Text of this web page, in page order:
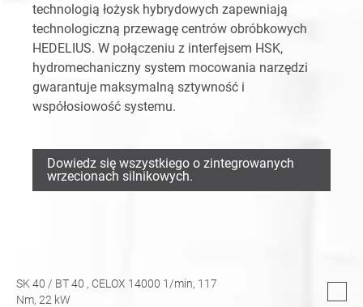
technologią łożysk hybrydowych zapewniają
technologiczną przewagę centrów obróbkowych
HEDELIUS. W połączeniu z interfejsem HSK,
hydromechaniczny system mocowania narzędzi
gwarantuje maksymalną sztywność i
współosiowość systemu.
Dowiedz się wszystkiego o zintegrowanych
wrzecionach silnikowych.
SK 40 / BT 40 , CELOX 14000 1/min, 117
Nm, 22 kW